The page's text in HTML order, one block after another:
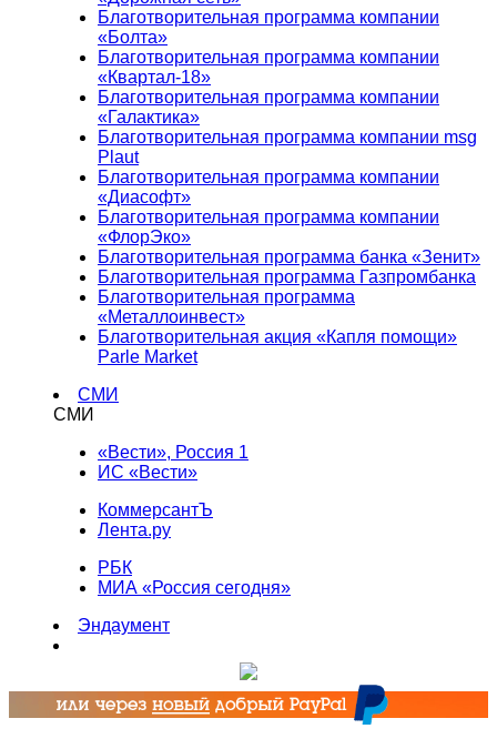
Благотворительная программа компании
«Болта»
Благотворительная программа компании
«Квартал-18»
Благотворительная программа компании
«Галактика»
Благотворительная программа компании msg
Plaut
Благотворительная программа компании
«Диасофт»
Благотворительная программа компании
«ФлорЭко»
Благотворительная программа банка «Зенит»
Благотворительная программа Газпромбанка
Благотворительная программа
«Металлоинвест»
Благотворительная акция «Капля помощи»
Parle Market
СМИ
СМИ
«Вести», Россия 1
ИС «Вести»
КоммерсантЪ
Лента.ру
РБК
МИА «Россия сегодня»
Эндаумент